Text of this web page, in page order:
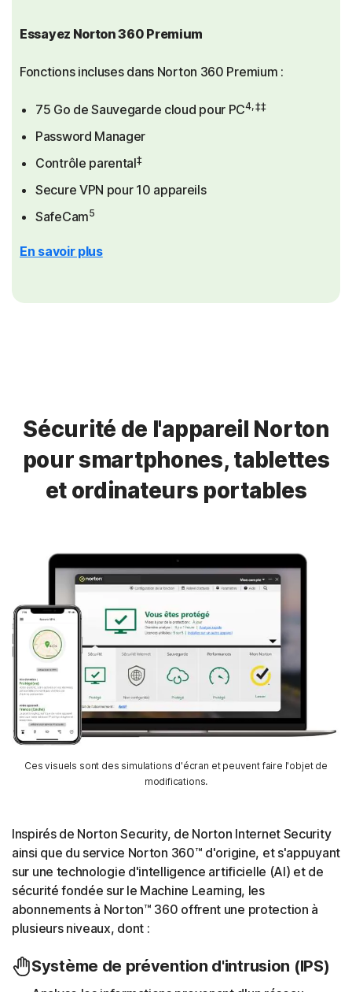
Essayez Norton 360 Premium
Fonctions incluses dans Norton 360 Premium :
75 Go de Sauvegarde cloud pour PC4, ‡‡
Password Manager
Contrôle parental‡
Secure VPN pour 10 appareils
SafeCam5
En savoir plus
Sécurité de l'appareil Norton
pour smartphones, tablettes
et ordinateurs portables
Ces visuels sont des simulations d'écran et peuvent faire l'objet de
modifications.
Inspirés de Norton Security, de Norton Internet Security
ainsi que du service Norton 360™ d'origine, et s'appuyant
sur une technologie d'intelligence artificielle (AI) et de
sécurité fondée sur le Machine Learning, les
abonnements à Norton™ 360 offrent une protection à
plusieurs niveaux, dont :
Système de prévention d'intrusion (IPS)